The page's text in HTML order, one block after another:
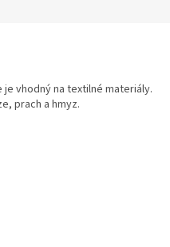
vhodný na textilné materiály.
prach a hmyz.